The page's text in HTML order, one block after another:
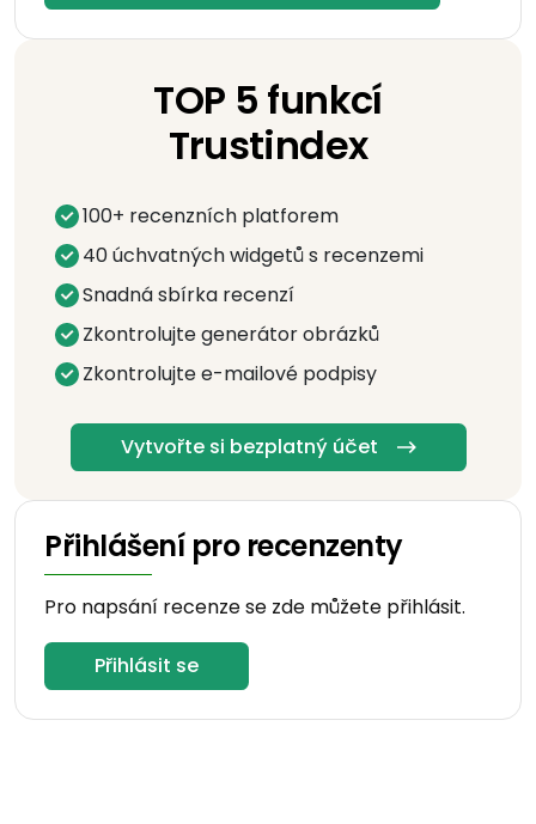
TOP 5 funkcí
Trustindex
100+ recenzních platforem
40 úchvatných widgetů s recenzemi
Snadná sbírka recenzí
Zkontrolujte generátor obrázků
Zkontrolujte e-mailové podpisy
Vytvořte si bezplatný účet
Přihlášení pro recenzenty
Pro napsání recenze se zde můžete přihlásit.
Přihlásit se